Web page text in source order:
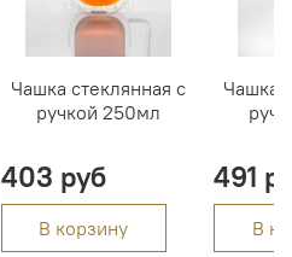
Чашка стеклянная с
ручкой 250мл
403 руб
В корзину
Чашка
491
В